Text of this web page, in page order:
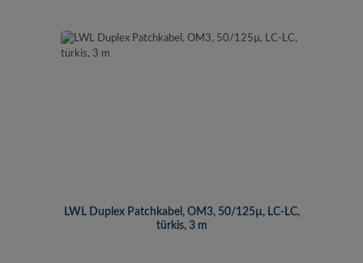
LWL Duplex Patchkabel, OM3, 50/125µ, LC-LC,
türkis, 3 m